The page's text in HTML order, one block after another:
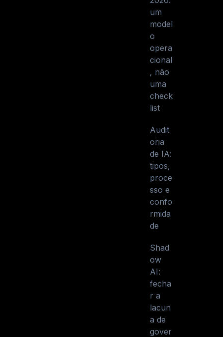
um
model
o
opera
cional
, não
uma
check
list
Audit
oria
de IA:
tipos,
proce
sso e
confo
rmida
de
Shad
ow
AI:
fecha
r a
lacun
a de
gover